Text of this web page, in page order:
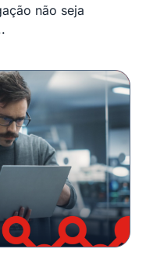
não seja